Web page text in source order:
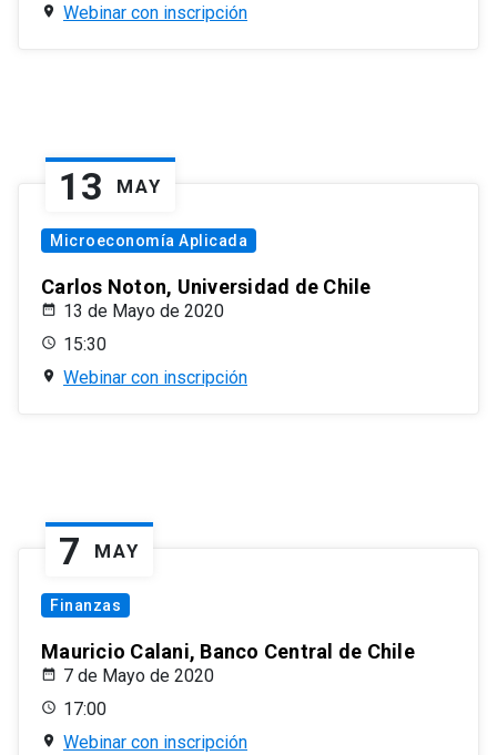
Webinar con inscripción
13 MAY
Microeconomía Aplicada
Carlos Noton, Universidad de Chile
13 de Mayo de 2020
15:30
Webinar con inscripción
7 MAY
Finanzas
Mauricio Calani, Banco Central de Chile
7 de Mayo de 2020
17:00
Webinar con inscripción